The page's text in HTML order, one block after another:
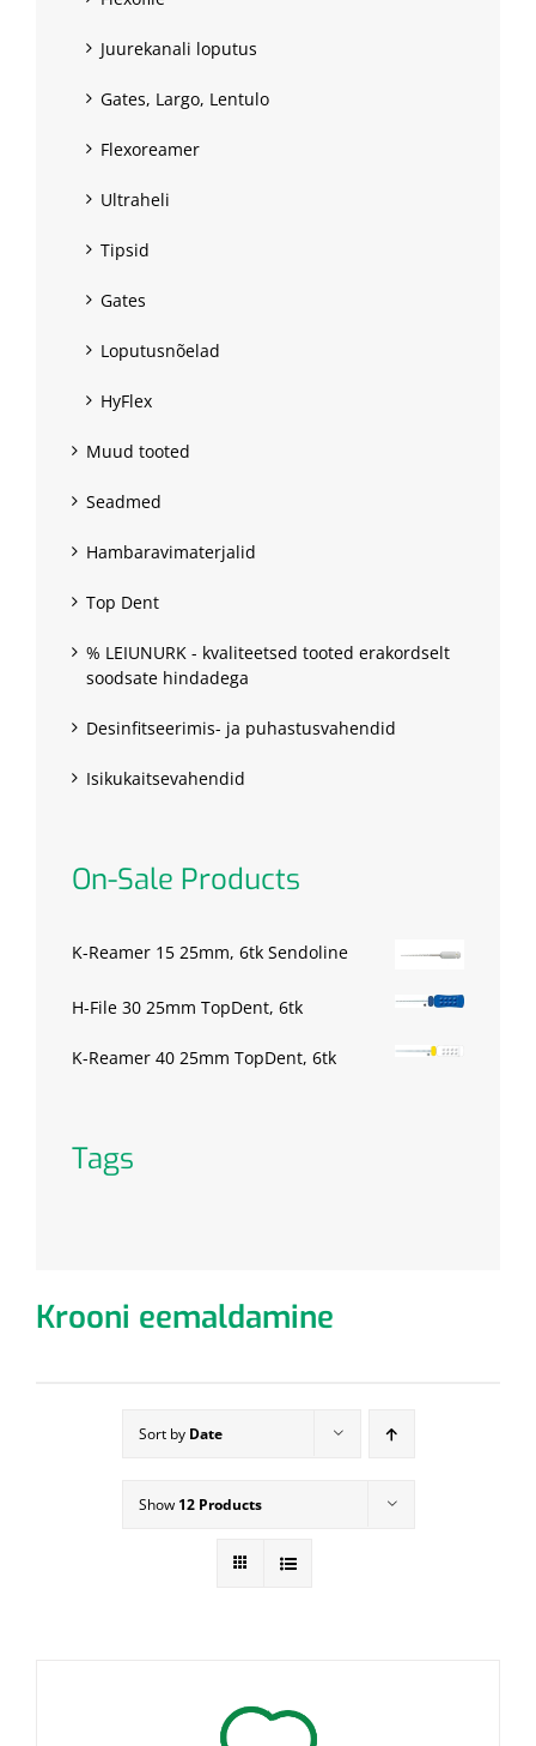
Juurekanali loputus
Gates, Largo, Lentulo
Flexoreamer
Ultraheli
Tipsid
Gates
Loputusnõelad
HyFlex
Muud tooted
Seadmed
Hambaravimaterjalid
Top Dent
% LEIUNURK - kvaliteetsed tooted erakordselt
soodsate hindadega
Desinfitseerimis- ja puhastusvahendid
Isikukaitsevahendid
On-Sale Products
K-Reamer 15 25mm, 6tk Sendoline
H-File 30 25mm TopDent, 6tk
K-Reamer 40 25mm TopDent, 6tk
Tags
Krooni eemaldamine
Sort by Date
Show 12 Products